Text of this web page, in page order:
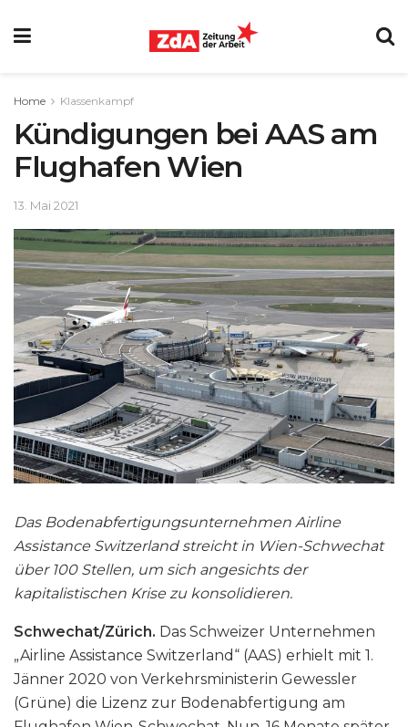
Home Klassenkampf
Kündigungen bei AAS am
Flughafen Wien
13. Mai 2021
Das Bodenabfertigungsunternehmen Airline
Assistance Switzerland streicht in Wien-Schwechat
über 100 Stellen, um sich angesichts der
kapitalistischen Krise zu konsolidieren.
Schwechat/Zürich. Das Schweizer Unternehmen
„Airline Assistance Switzerland“ (AAS) erhielt mit 1.
Jänner 2020 von Verkehrsministerin Gewessler
(Grüne) die Lizenz zur Bodenabfertigung am